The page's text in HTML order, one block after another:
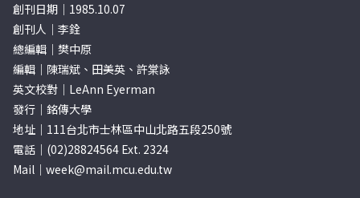
創刊日期｜1985.10.07
創刊人｜李銓
總編輯｜樊中原
編輯｜陳瑞斌、田美英、許棠詠
英文校對｜LeAnn Eyerman
發行｜銘傳大學
地址｜111台北市士林區中山北路五段250號
電話｜(02)28824564 Ext. 2324
Mail｜ week@mail.mcu.edu.tw